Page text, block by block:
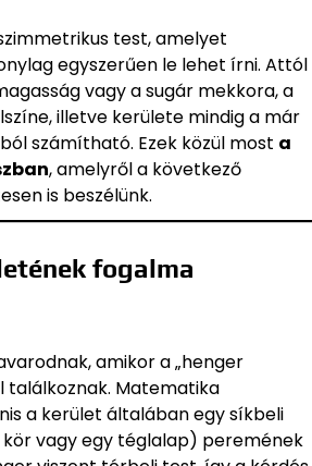
test, amelyet
egyszerűen le lehet írni. Attól
vagy a sugár mekkora, a
illetve kerülete mindig a már
számítható. Ezek közül most a
, amelyről a következő
is beszélünk.
fogalma
amikor a „henger
találkoznak. Matematika
a kerület általában egy síkbeli
vagy egy téglalap) peremének